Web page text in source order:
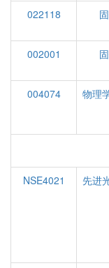
022118
002001
004074
物理
NSE4021 先进